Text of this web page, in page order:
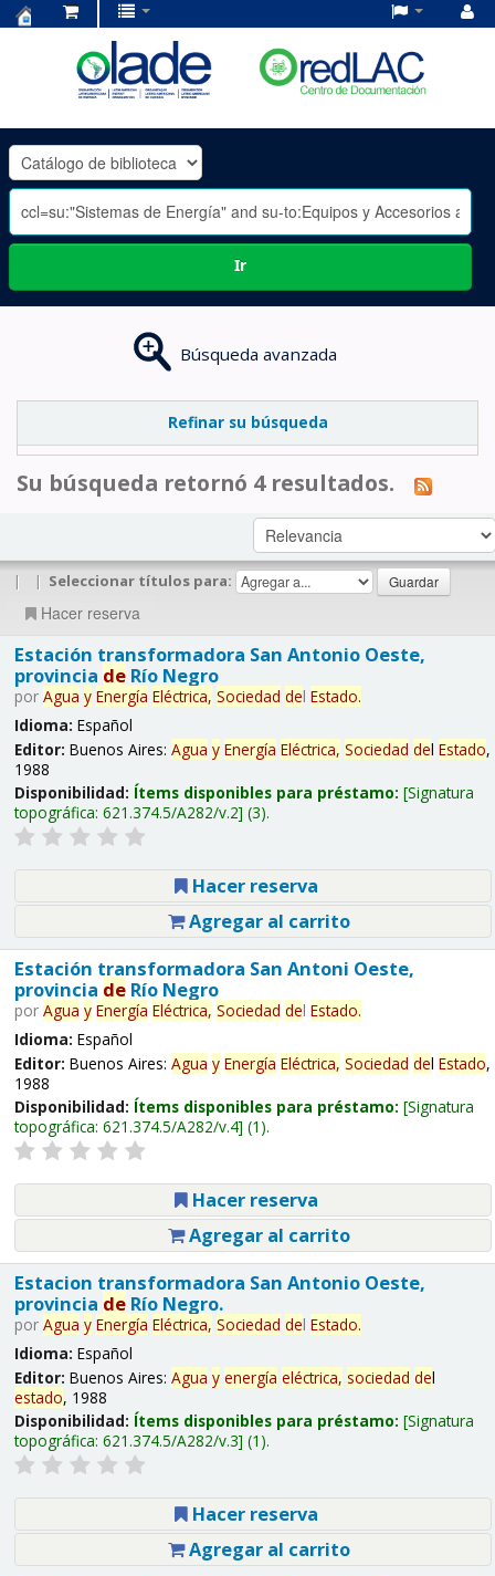
OLADE
-
Ir
Búsqueda avanzada
Refinar su búsqueda
Su búsqueda retornó 4 resultados.
| | Seleccionar títulos para:
Hacer reserva
Estación transformadora San Antonio Oeste,
provincia deRío Negro
por Agua y Energía Eléctrica, Sociedad del Estado.
Idioma: Español
Editor: Buenos Aires: Agua y Energía Eléctrica, Sociedad del Estado,
1988
Disponibilidad: Ítems disponibles para préstamo: Signatura
topográfica: 621.374.5/A282/v.2 (3).
Hacer reserva
Agregar al carrito
Estación transformadora San Antoni Oeste,
provincia deRío Negro
por Agua y Energía Eléctrica, Sociedad del Estado.
Idioma: Español
Editor: Buenos Aires: Agua y Energía Eléctrica, Sociedad del Estado,
1988
Disponibilidad: Ítems disponibles para préstamo: Signatura
topográfica: 621.374.5/A282/v.4 (1).
Hacer reserva
Agregar al carrito
Estacion transformadora San Antonio Oeste,
provincia deRío Negro.
por Agua y Energía Eléctrica, Sociedad del Estado.
Idioma: Español
Editor: Buenos Aires: Agua y energía eléctrica, sociedad del
estado, 1988
Disponibilidad: Ítems disponibles para préstamo: Signatura
topográfica: 621.374.5/A282/v.3 (1).
Hacer reserva
Agregar al carrito